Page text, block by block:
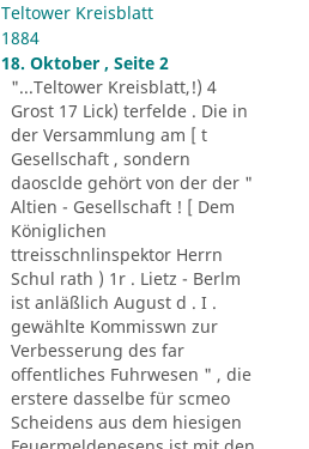
Teltower Kreisblatt
1884
18. Oktober , Seite 2
"...Teltower Kreisblatt,!) 4
Grost 17 Lick) terfelde . Die in
der Versammlung am [ t
Gesellschaft , sondern
daosclde gehört von der der "
Altien - Gesellschaft ! [ Dem
Königlichen
ttreisschnlinspektor Herrn
Schul rath ) 1r . Lietz - Berlm
ist anläßlich August d . I .
gewählte Kommisswn zur
Verbesserung des far
offentliches Fuhrwesen " , die
erstere dasselbe für scmeo
Scheidens aus dem hiesigen